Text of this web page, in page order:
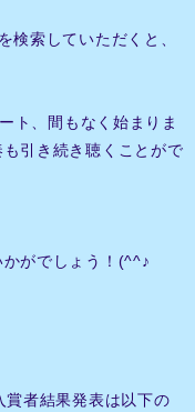
索していただくと、
ト、間もなく始まりま
引き続き聴くことがで
がでしょう！(^^♪
者結果発表は以下の